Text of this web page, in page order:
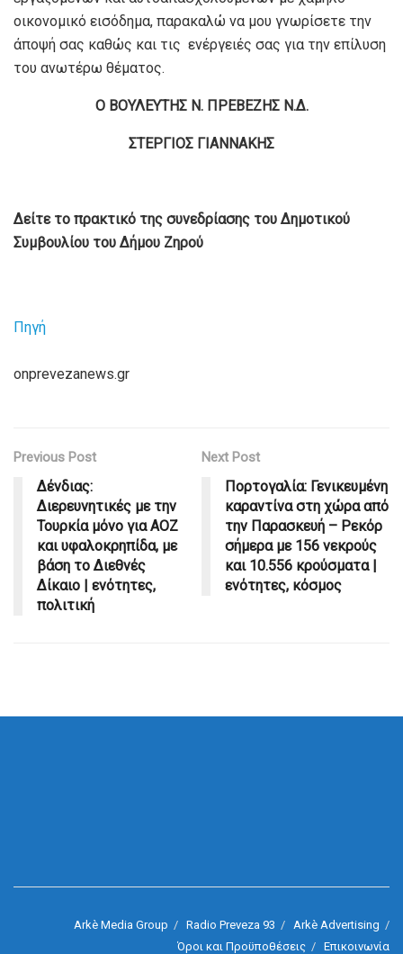
οικονομικό εισόδημα, παρακαλώ να μου γνωρίσετε την
άποψή σας καθώς και τις ενέργειές σας για την επίλυση
του ανωτέρω θέματος.
Ο ΒΟΥΛΕΥΤΗΣ Ν. ΠΡΕΒΕΖΗΣ Ν.Δ.
ΣΤΕΡΓΙΟΣ ΓΙΑΝΝΑΚΗΣ
Δείτε το πρακτικό της συνεδρίασης του Δημοτικού
Συμβουλίου του Δήμου Ζηρού
Πηγή
onprevezanews.gr
Previous Post
Δένδιας:
Διερευνητικές με την
Τουρκία μόνο για ΑΟΖ
και υφαλοκρηπίδα, με
βάση το Διεθνές
Δίκαιο | ενότητες,
πολιτική
Next Post
Πορτογαλία: Γενικευμένη
καραντίνα στη χώρα από
την Παρασκευή – Ρεκόρ
σήμερα με 156 νεκρούς
και 10.556 κρούσματα |
ενότητες, κόσμος
Arkè Media Group Radio Preveza 93
Arkè Advertising
Όροι και Προϋποθέσεις
Επικοινωνία